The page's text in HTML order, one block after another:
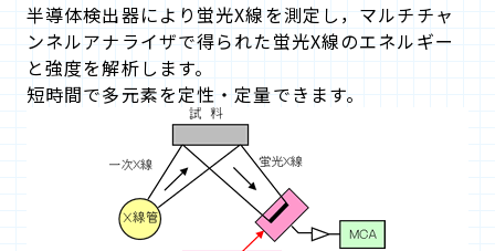
半導体検出器により蛍光X線を測定し，マルチチャ
ンネルアナライザで得られた蛍光X線のエネルギー
と強度を解析します。
短時間で多元素を定性・定量できます。